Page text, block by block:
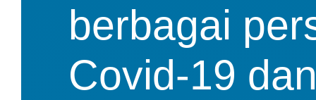
berbagai
Covid-19